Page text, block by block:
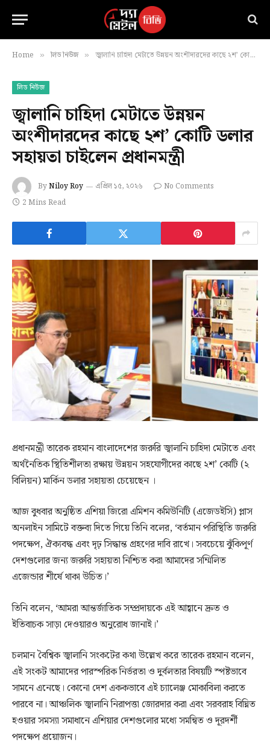
Home » লিড নিউজ » জ্বালানি চাহিদা মেটাতে উন্নয়ন অংশীদারদের কাছে ২শ’ কোটি ডলার সহায়তা চাইলেন প্রধানমন্ত্রী
লিড নিউজ
জ্বালানি চাহিদা মেটাতে উন্নয়ন
অংশীদারদের কাছে ২শ’ কোটি ডলার
সহায়তা চাইলেন প্রধানমন্ত্রী
ByNiloy Roy এপ্রিল ১৫, ২০২৬
No Comments
2 Mins Read
প্রধানমন্ত্রী তারেক রহমান বাংলাদেশের জরুরি জ্বালানি চাহিদা মেটাতে এবং
অর্থনৈতিক স্থিতিশীলতা রক্ষায় উন্নয়ন সহযোগীদের কাছে ২শ’ কোটি (২
বিলিয়ন) মার্কিন ডলার সহায়তা চেয়েছেন ।
আজ বুধবার অনুষ্ঠিত এশিয়া জিরো এমিশন কমিউনিটি (এজেডইসি) প্লাস
অনলাইন সামিটে বক্তব্য দিতে গিয়ে তিনি বলের, ‘বর্তমান পরিস্থিতি জরুরি
পদক্ষেপ, ঐক্যবদ্ধ এবং দৃঢ় সিদ্ধান্ত গ্রহণের দাবি রাখে। সবচেয়ে ঝুঁকিপূর্ণ
দেশগুলোর জন্য জরুরি সহায়তা নিশ্চিত করা আমাদের সম্মিলিত
এজেন্ডার শীর্ষে থাকা উচিত।’
তিনি বলেন, ‘আমরা আন্তর্জাতিক সম্প্রদায়কে এই আহ্বানে দ্রুত ও
ইতিবাচক সাড়া দেওয়ারও অনুরোধ জানাই।’
চলমান বৈশ্বিক জ্বালানি সংকটের কথা উল্লেখ করে তারেক রহমান বলেন,
এই সংকট আমাদের পারস্পরিক নির্ভরতা ও দুর্বলতার বিষয়টি স্পষ্টভাবে
সামনে এনেছে। কোনো দেশ এককভাবে এই চ্যালেঞ্জ মোকাবিলা করতে
পারবে না। আঞ্চলিক জ্বালানি নিরাপত্তা জোরদার করা এবং সরবরাহ বিঘ্নিত
হওয়ার সমস্যা সমাধানে এশিয়ার দেশগুলোর মধ্যে সমন্বিত ও দূরদর্শী
পদক্ষেপ প্রয়োজন।